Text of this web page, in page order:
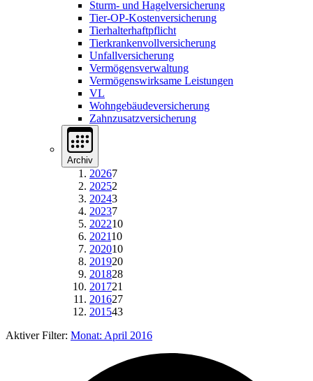
Sturm- und Hagelversicherung
Tier-OP-Kostenversicherung
Tierhalterhaftpflicht
Tierkrankenvollversicherung
Unfallversicherung
Vermögensverwaltung
Vermögenswirksame Leistungen
VL
Wohngebäudeversicherung
Zahnzusatzversicherung
Archiv
20267
20252
20243
20237
202210
202110
202010
201920
201828
201721
201627
201543
Aktiver Filter: Monat: April 2016